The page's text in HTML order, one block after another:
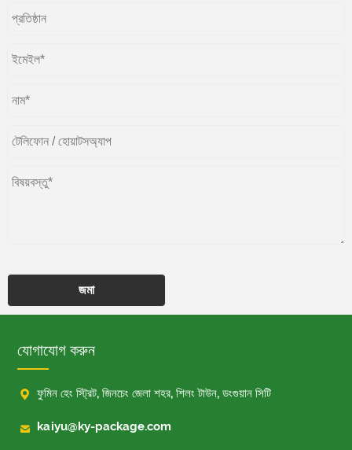
জমা
যোগাযোগ করুন
 ফুমিন হেং স্ট্রিট, জিনচেং জেলা শহর, শিলং টাউন, ডংগুয়ান সিটি
 kaiyu@ky-package.com